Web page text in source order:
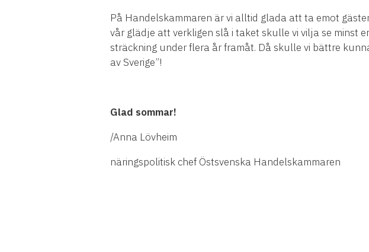
På Handelskammaren är vi alltid glada att ta emot
vår glädje att verkligen slå i taket skulle vi vilja se minst
sträckning under flera år framåt. Då skulle vi bättre
av Sverige”!
Glad sommar!
/Anna Lövheim
näringspolitisk chef Östsvenska Handelskammaren